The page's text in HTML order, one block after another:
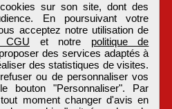
sur son site, dont des
En poursuivant votre
acceptez notre utilisation de
et notre politique de
des services adaptés à
des statistiques de visites.
ou de personnaliser vos
bouton "Personnaliser". Par
moment changer d'avis en